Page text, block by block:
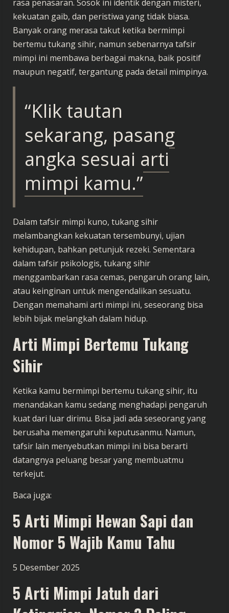
rasa penasaran. Sosok ini identik dengan misteri,
kekuatan gaib, dan peristiwa yang tidak biasa.
Banyak orang merasa takut ketika bermimpi
bertemu tukang sihir, namun sebenarnya tafsir
mimpi ini membawa berbagai makna, baik positif
maupun negatif, tergantung pada detail mimpinya.
“Klik tautan
sekarang, pasang
angka sesuai arti
mimpi kamu.”
Dalam tafsir mimpi kuno, tukang sihir
melambangkan kekuatan tersembunyi, ujian
kehidupan, bahkan petunjuk rezeki. Sementara
dalam tafsir psikologis, tukang sihir
menggambarkan rasa cemas, pengaruh orang lain,
atau keinginan untuk mengendalikan sesuatu.
Dengan memahami arti mimpi ini, seseorang bisa
lebih bijak melangkah dalam hidup.
Arti Mimpi Bertemu Tukang
Sihir
Ketika kamu bermimpi bertemu tukang sihir, itu
menandakan kamu sedang menghadapi pengaruh
kuat dari luar dirimu. Bisa jadi ada seseorang yang
berusaha memengaruhi keputusanmu. Namun,
tafsir lain menyebutkan mimpi ini bisa berarti
datangnya peluang besar yang membuatmu
terkejut.
Baca juga:
5 Arti Mimpi Hewan Sapi dan
Nomor 5 Wajib Kamu Tahu
5 Desember 2025
5 Arti Mimpi Jatuh dari